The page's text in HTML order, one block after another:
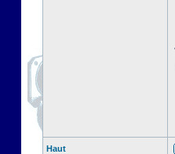
Haut